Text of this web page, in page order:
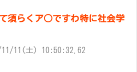
須らくア○ですわ特に社会学
11/11(土) 10:50:32.62